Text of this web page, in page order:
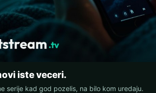
iste veceri.
serije kad god pozelis, na bilo kom uredaju.